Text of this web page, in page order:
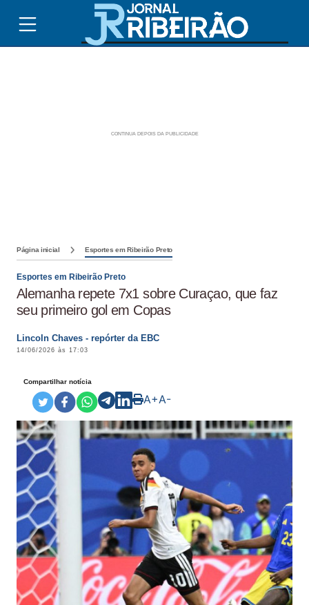
Página inicial Esportes em Ribeirão Preto
Esportes em Ribeirão Preto
Alemanha repete 7x1 sobre Curaçao, que faz
seu primeiro gol em Copas
Lincoln Chaves - repórter da EBC
14/06/2026 às 17:03
Compartilhar notícia
A+A-